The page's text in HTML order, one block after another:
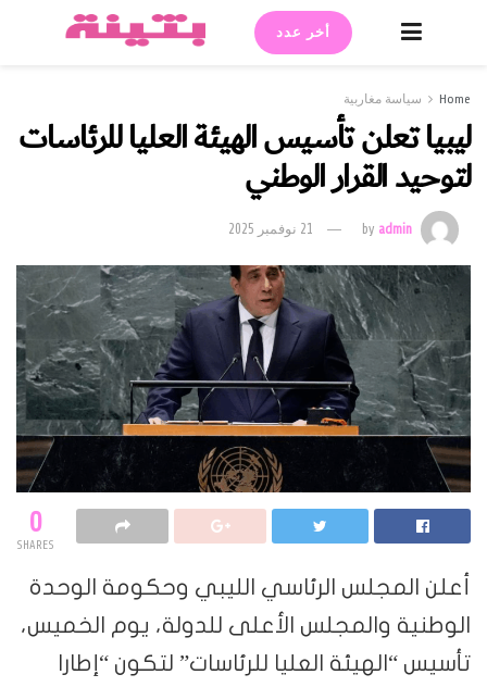
أخر عدد
Home سياسة مغاربية
ليبيا تعلن تأسيس الهيئة العليا للرئاسات
لتوحيد القرار الوطني
byadmin 21 نوفمبر 2025
0
SHARES
أعلن المجلس الرئاسي الليبي وحكومة الوحدة
الوطنية والمجلس الأعلى للدولة، يوم الخميس،
تأسيس “الهيئة العليا للرئاسات” لتكون “إطارا